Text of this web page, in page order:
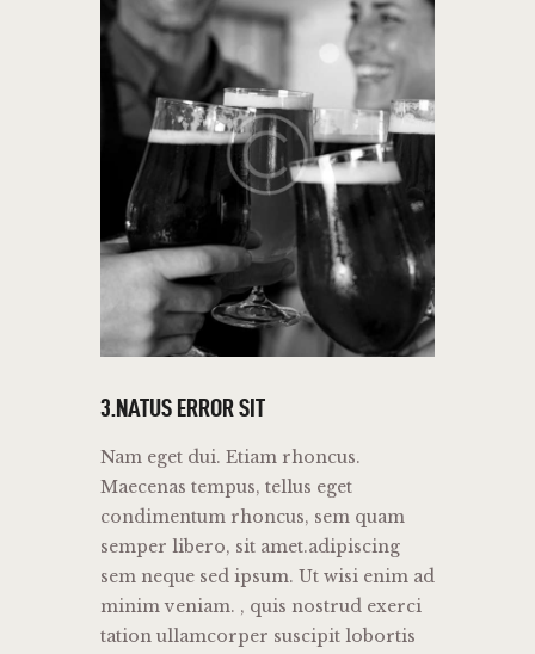
3.NATUS ERROR SIT
Nam eget dui. Etiam rhoncus.
Maecenas tempus, tellus eget
condimentum rhoncus, sem quam
semper libero, sit amet.adipiscing
sem neque sed ipsum. Ut wisi enim ad
minim veniam. , quis nostrud exerci
tation ullamcorper suscipit lobortis